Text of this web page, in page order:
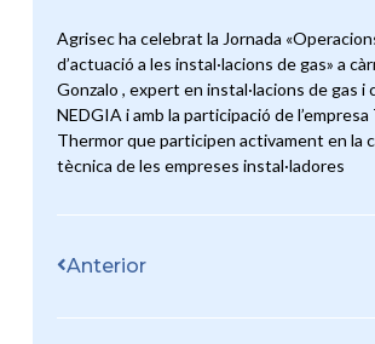
Agrisec ha celebrat la Jornada
d’actuació a les instal·lacions de gas» a
Gonzalo , expert en instal·lacions de gas i
NEDGIA i amb la participació de
Thermor que participen activament en la
tècnica de les empreses instal·ladores
Anterior